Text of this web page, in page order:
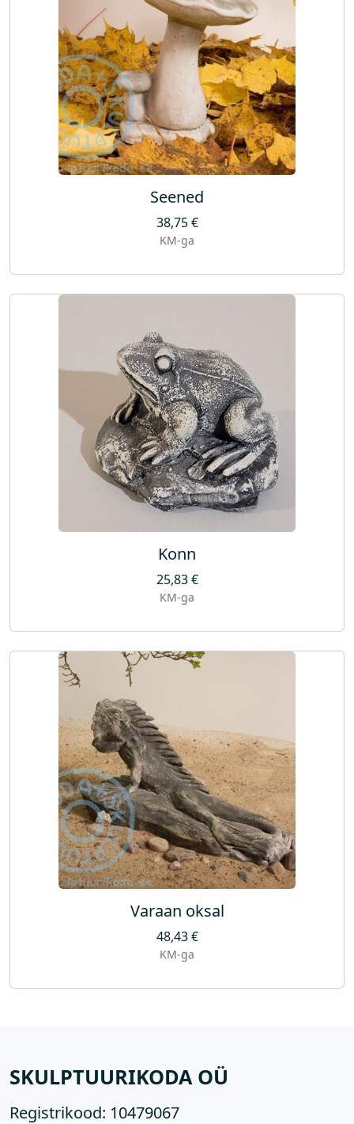
Seened
38,75€
KM-ga
Konn
25,83€
KM-ga
Varaan oksal
48,43€
KM-ga
SKULPTUURIKODA OÜ
Registrikood: 10479067